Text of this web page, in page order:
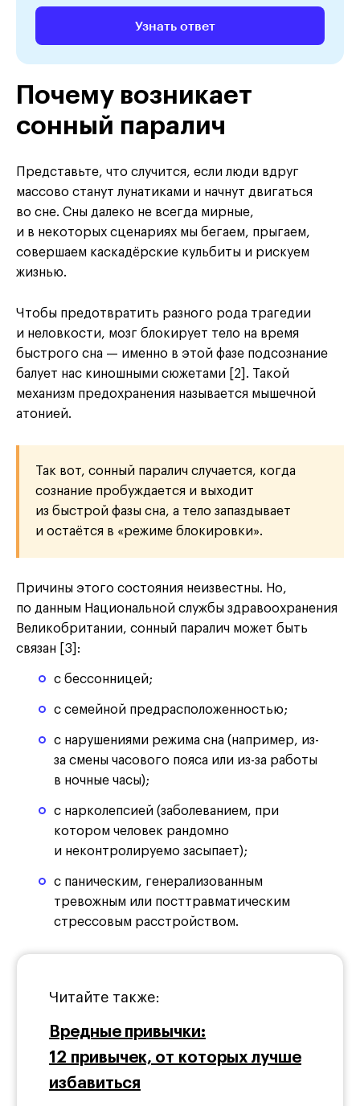
Узнать ответ
Почему возникает
сонный паралич
Представьте, что случится, если люди вдруг
массово станут лунатиками и начнут двигаться
во сне. Сны далеко не всегда мирные,
и в некоторых сценариях мы бегаем, прыгаем,
совершаем каскадёрские кульбиты и рискуем
жизнью.
Чтобы предотвратить разного рода трагедии
и неловкости, мозг блокирует тело на время
быстрого сна — именно в этой фазе подсознание
балует нас киношными сюжетами [2]. Такой
механизм предохранения называется мышечной
атонией.
Так вот, сонный паралич случается, когда
сознание пробуждается и выходит
из быстрой фазы сна, а тело запаздывает
и остаётся в «режиме блокировки».
Причины этого состояния неизвестны. Но,
по данным Национальной службы здравоохранения
Великобритании, сонный паралич может быть
связан [3]:
с бессонницей;
с семейной предрасположенностью;
с нарушениями режима сна (например, из-
за смены часового пояса или из-за работы
в ночные часы);
с нарколепсией (заболеванием, при
котором человек рандомно
и неконтролируемо засыпает);
с паническим, генерализованным
тревожным или посттравматическим
стрессовым расстройством.
Читайте также:
Вредные привычки:
12 привычек, от которых лучше
избавиться